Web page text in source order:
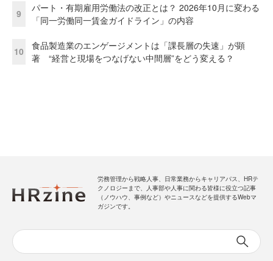
9
パート・有期雇用労働法の改正とは？ 2026年10月に変わる
「同一労働同一賃金ガイドライン」の内容
10
食品製造業のエンゲージメントは「課長層の失速」が顕
著 “経営と現場をつなげない中間層”をどう変える？
労務管理から戦略人事、日常業務からキャリアパス、HRテ
クノロジーまで、人事部や人事に関わる皆様に役立つ記事
（ノウハウ、事例など）やニュースなどを提供するWebマ
ガジンです。